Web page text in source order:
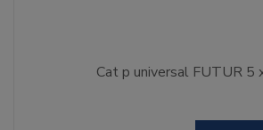
Cat p universal FUTUR 5